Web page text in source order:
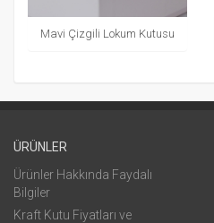
Mavi Çizgili Lokum Kutusu
ÜRÜNLER
Ürünler Hakkında Faydalı
Bilgiler
Kraft Kutu Fiyatları ve